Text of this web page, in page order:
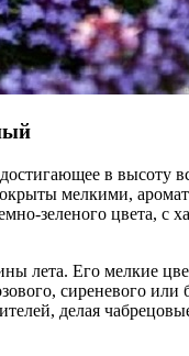
в высоту
мелкими,
зеленого цвета, с
лета. Его мелкие
сиреневого или
делая